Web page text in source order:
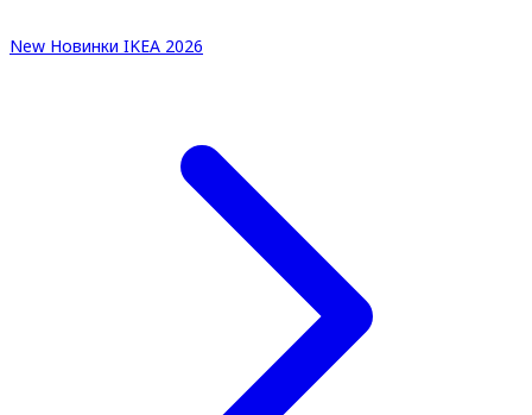
New Новинки IKEA 2026